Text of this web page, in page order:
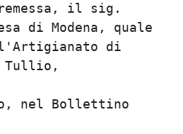
il sig.
di Modena, quale
l'Artigianato di
Tullio,
nel Bollettino